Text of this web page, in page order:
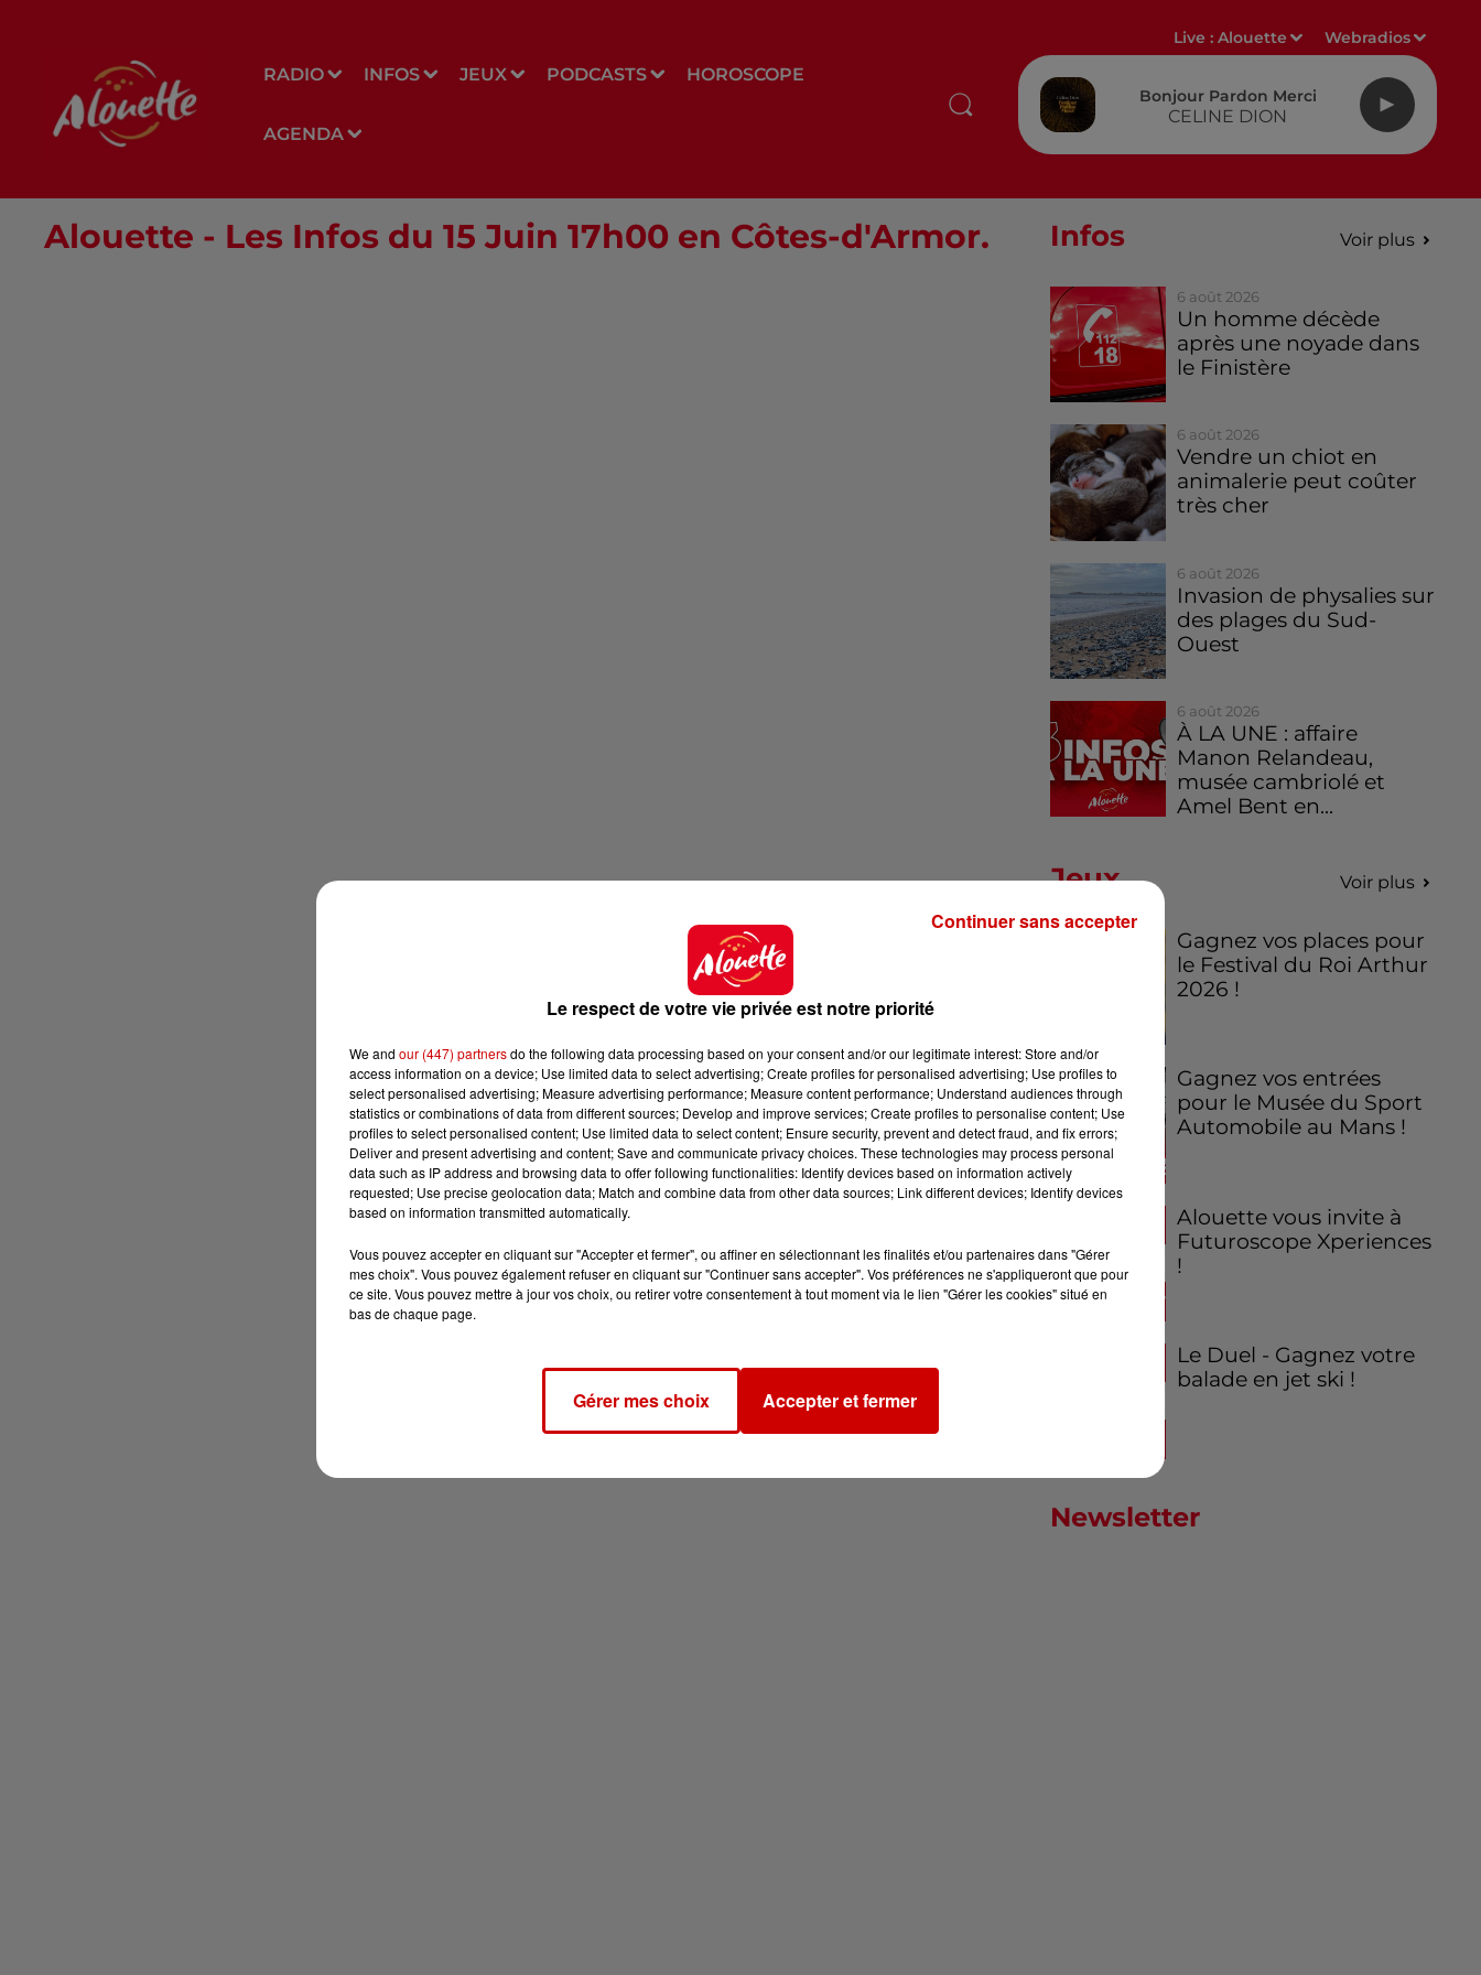
RADIO INFOS JEUX PODCASTS HOROSCOPE
AGENDA
Live :Alouette Webradios
Bonjour Pardon Merci
CELINE DION
Alouette - Les Infos du 15 Juin 17h00 en Côtes-d'Armor. Infos Voir plus
6 août 2026
Un homme décède
après une noyade dans
le Finistère
6 août 2026
Vendre un chiot en
animalerie peut coûter
très cher
6 août 2026
Invasion de physalies sur
des plages du Sud-
Ouest
6 août 2026
À LA UNE : affaire
Manon Relandeau,
musée cambriolé et
Amel Bent en...
Jeux Voir plus
Gagnez vos places pour
le Festival du Roi Arthur
2026 !
Gagnez vos entrées
pour le Musée du Sport
Automobile au Mans !
Alouette vous invite à
Futuroscope Xperiences
!
Le Duel - Gagnez votre
balade en jet ski !
Newsletter
Le respect de votre vie privée est notre priorité
We and our (447) partnersdo the following data processing based on your consent and/or our legitimate interest: Store and/or
access information on a device; Use limited data to select advertising; Create profiles for personalised advertising; Use profiles to
select personalised advertising; Measure advertising performance; Measure content performance; Understand audiences through
statistics or combinations of data from different sources; Develop and improve services; Create profiles to personalise content; Use
profiles to select personalised content; Use limited data to select content; Ensure security, prevent and detect fraud, and fix errors;
Deliver and present advertising and content; Save and communicate privacy choices. These technologies may process personal
data such as IP address and browsing data to offer following functionalities: Identify devices based on information actively
requested; Use precise geolocation data; Match and combine data from other data sources; Link different devices; Identify devices
based on information transmitted automatically.
Vous pouvez accepter en cliquant sur "Accepter et fermer", ou affiner en sélectionnant les finalités et/ou partenaires dans "Gérer
mes choix". Vous pouvez également refuser en cliquant sur "Continuer sans accepter". Vos préférences ne s'appliqueront que pour
ce site. Vous pouvez mettre à jour vos choix, ou retirer votre consentement à tout moment via le lien "Gérer les cookies" situé en
bas de chaque page.
Gérer mes choix Accepter et fermer
Continuer sans accepter